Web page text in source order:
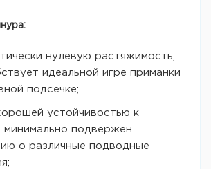
нулевую растяжимость,
идеальной игре приманки
подсечке;
устойчивостью к
минимально подвержен
о различные подводные